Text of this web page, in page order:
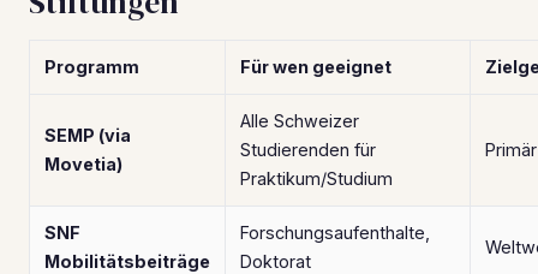
Programm Für wen geeignet
SEMP (via
Movetia)
Alle Schweizer
Studierenden für
Praktikum/Studium
SNF
Mobilitätsbeiträge
Forschungsaufenthalte,
Doktorat